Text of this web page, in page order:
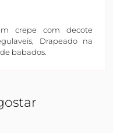
crepe com decote
Drapeado na
babados.